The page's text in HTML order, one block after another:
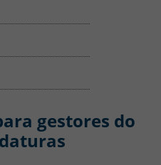
gestores do